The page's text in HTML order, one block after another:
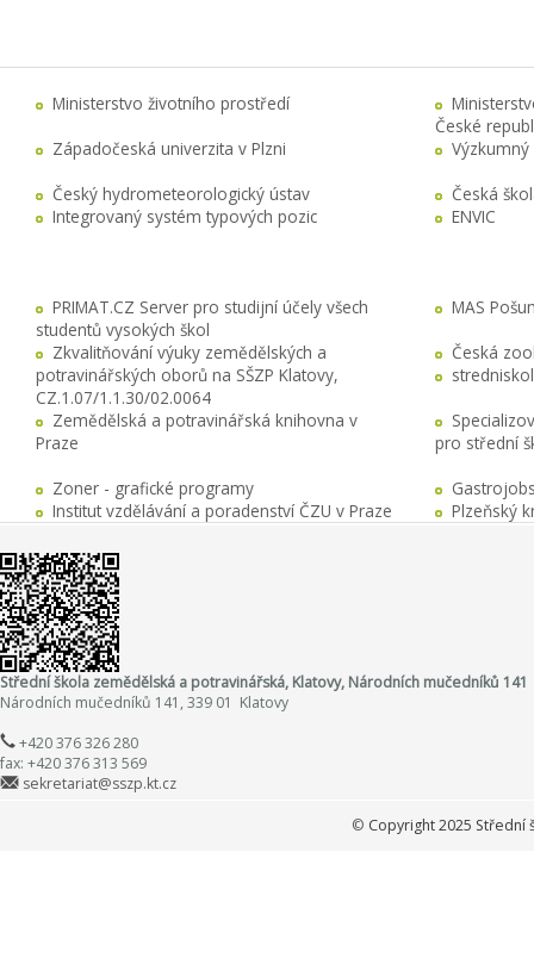
Ministerstvo životního prostředí
České
Západočeská univerzita v Plzni
Český hydrometeorologický ústav
Česká
Integrovaný systém typových pozic
ENVIC
PRIMAT.CZ Server pro studijní účely všech
studentů vysokých škol
MAS
Zkvalitňování výuky zemědělských a
potravinářských oborů na SŠZP Klatovy,
CZ.1.07/1.1.30/02.0064
Česká
Zemědělská a potravinářská knihovna v
Praze
pro střední
Zoner - grafické programy
Institut vzdělávání a poradenství ČZU v Praze
Plzeňský
Střední škola zemědělská a potravinářská, Klatovy, Národních mučedníků 141
Národních mučedníků 141, 339 01 Klatovy
+420 376 326 280
fax: +420 376 313 569
sekretariat@sszp.kt.cz
© Copyright 2025 Střední